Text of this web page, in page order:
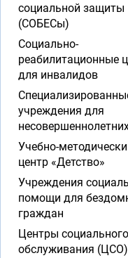
социальной защиты
(СОБЕСы)
Социально-
реабилитационные
для инвалидов
учреждения для
Учебно-
центр «Детство»
Учреждения
помощи для
граждан
Центры социального
обслуживания (ЦСО)